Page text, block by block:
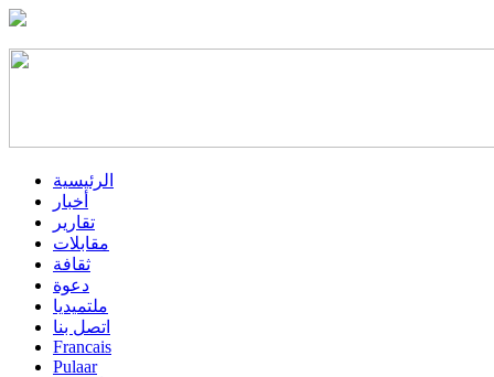
الرئيسية
أخبار
تقارير
مقابلات
ثقافة
دعوة
ملتميديا
اتصل بنا
Francais
Pulaar